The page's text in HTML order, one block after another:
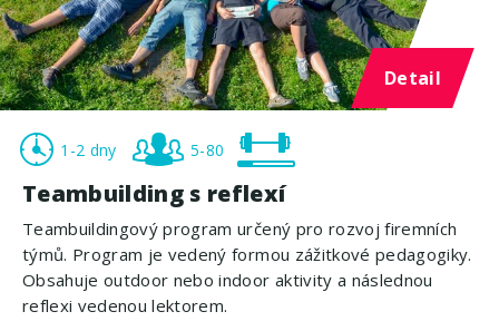
Detail
1-2 dny 5-80
Teambuilding s reflexí
Teambuildingový program určený pro rozvoj firemních
týmů. Program je vedený formou zážitkové pedagogiky.
Obsahuje outdoor nebo indoor aktivity a následnou
reflexi vedenou lektorem.